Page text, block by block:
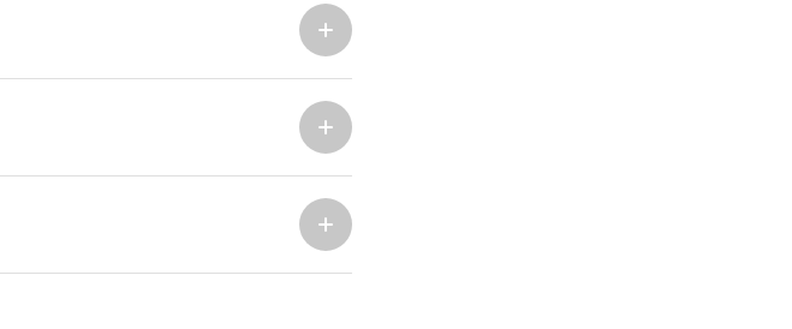
Trogir
Región de Navegación de
ACI Marina Split
Komolac